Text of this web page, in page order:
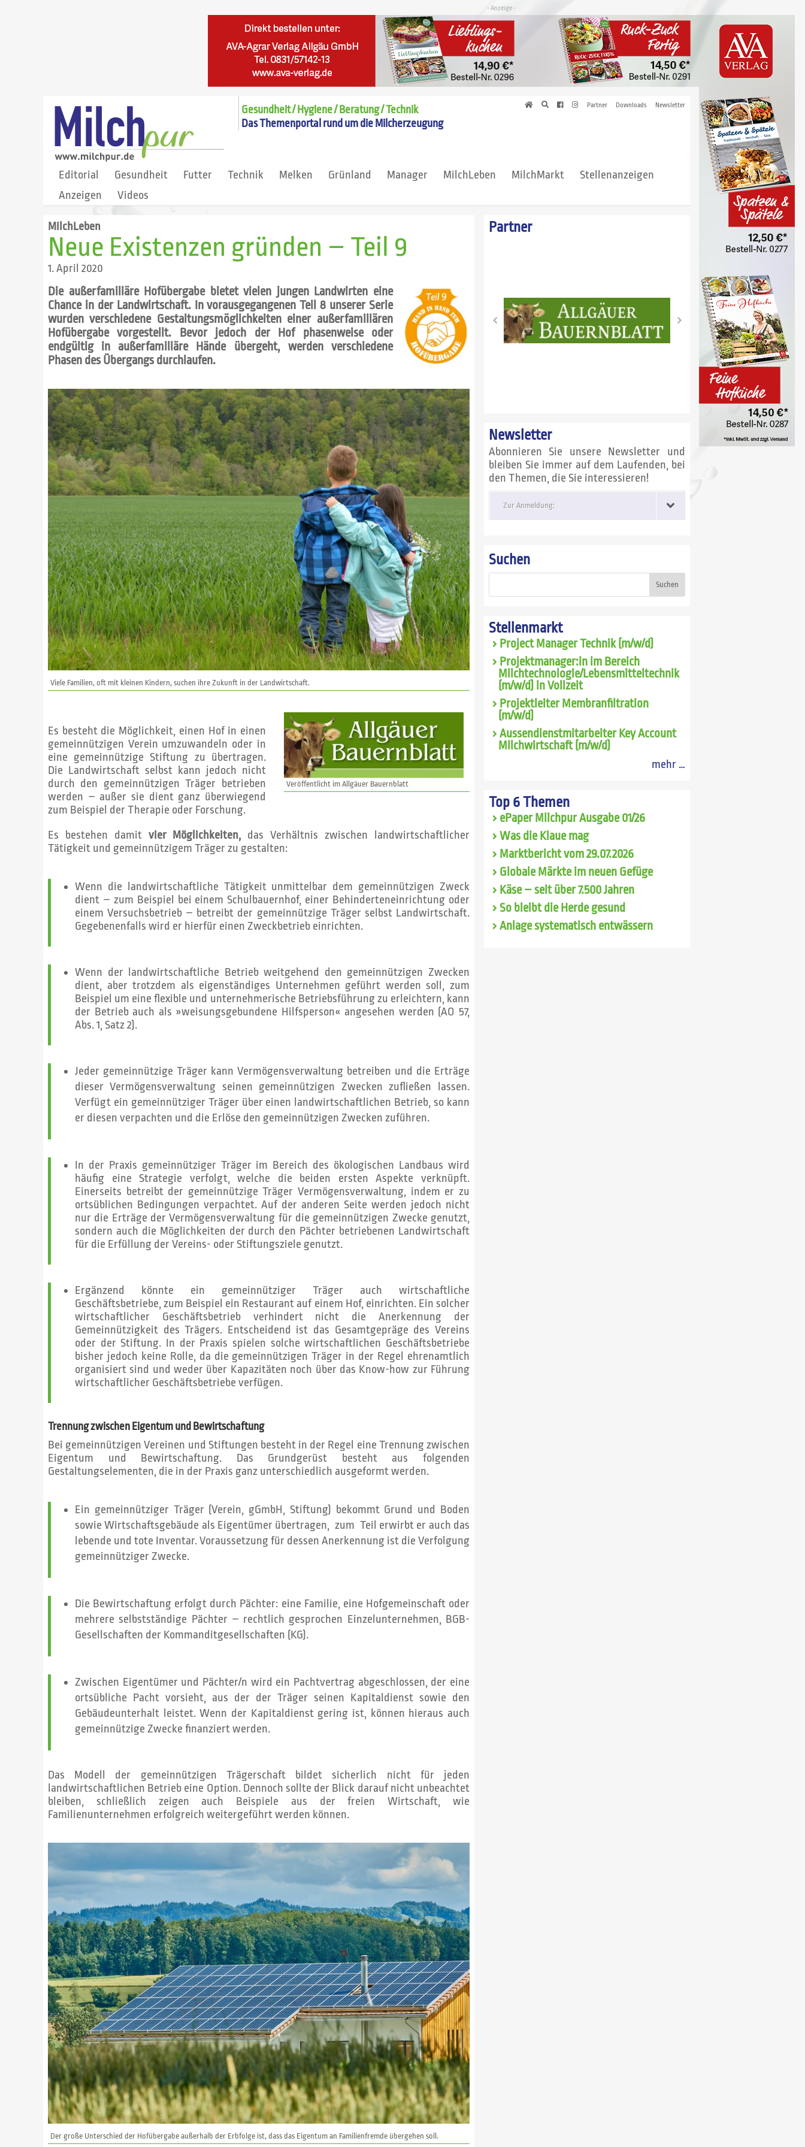
Partner Downloads Newsletter
Gesundheit / Hygiene / Beratung / Technik
Das Themenportal rund um die Milcherzeugung
Editorial Gesundheit Futter Technik Melken Grünland Manager MilchLeben MilchMarkt
Stellenanzeigen
Anzeigen
Videos
MilchLeben
Neue Existenzen gründen – Teil 9
1. April 2020
Die außerfamiliäre Hofübergabe bietet vielen jungen Landwirten eine
Chance in der Landwirtschaft. In vorausgegangenenTeil 8 unserer Serie
wurden verschiedene Gestaltungsmöglichkeiten einer außerfamiliären
Hofübergabe vorgestellt. Bevor jedoch der Hof phasenweise oder
endgültig in außerfamiliäre Hände übergeht, werden verschiedene
Phasen des Übergangs durchlaufen.
Viele Familien, oft mit kleinen Kindern, suchen ihre Zukunft in der Landwirtschaft.
Veröffentlicht im Allgäuer Bauernblatt
Es besteht die Möglichkeit, einen Hof in einen
gemeinnützigen Verein umzuwandeln oder in
eine gemeinnützige Stiftung zu übertragen.
Die Landwirtschaft selbst kann jedoch nicht
durch den gemeinnützigen Träger betrieben
werden – außer sie dient ganz überwiegend
zum Beispiel der Therapie oder Forschung.
Es bestehen damit vier Möglichkeiten, das Verhältnis zwischen landwirtschaftlicher
Tätigkeit und gemeinnützigem Träger zu gestalten:
Wenn die landwirtschaftliche Tätigkeit unmittelbar dem gemeinnützigen Zweck
dient – zum Beispiel bei einem Schulbauernhof, einer Behinderteneinrichtung oder
einem Versuchsbetrieb – betreibt der gemeinnützige Träger selbst Landwirtschaft.
Gegebenenfalls wird er hierfür einen Zweckbetrieb einrichten.
Wenn der landwirtschaftliche Betrieb weitgehend den gemeinnützigen Zwecken
dient, aber trotzdem als eigenständiges Unternehmen geführt werden soll, zum
Beispiel um eine flexible und unternehmerische Betriebsführung zu erleichtern, kann
der Betrieb auch als »weisungsgebundene Hilfsperson« angesehen werden (AO 57,
Abs. 1, Satz 2).
Jeder gemeinnützige Träger kann Vermögensverwaltung betreiben und die Erträge
dieser Vermögensverwaltung seinen gemeinnützigen Zwecken zufließen lassen.
Verfügt ein gemeinnütziger Träger über einen landwirtschaftlichen Betrieb, so kann
er diesen verpachten und die Erlöse den gemeinnützigen Zwecken zuführen.
In der Praxis gemeinnütziger Träger im Bereich des ökologischen Landbaus wird
häufig eine Strategie verfolgt, welche die beiden ersten Aspekte verknüpft.
Einerseits betreibt der gemeinnützige Träger Vermögensverwaltung, indem er zu
ortsüblichen Bedingungen verpachtet. Auf der anderen Seite werden jedoch nicht
nur die Erträge der Vermögensverwaltung für die gemeinnützigen Zwecke genutzt,
sondern auch die Möglichkeiten der durch den Pächter betriebenen Landwirtschaft
für die Erfüllung der Vereins- oder Stiftungsziele genutzt.
Ergänzend könnte ein gemeinnütziger Träger auch wirtschaftliche
Geschäftsbetriebe, zum Beispiel ein Restaurant auf einem Hof, einrichten. Ein solcher
wirtschaftlicher Geschäftsbetrieb verhindert nicht die Anerkennung der
Gemeinnützigkeit des Trägers. Entscheidend ist das Gesamtgepräge des Vereins
oder der Stiftung. In der Praxis spielen solche wirtschaftlichen Geschäftsbetriebe
bisher jedoch keine Rolle, da die gemeinnützigen Träger in der Regel ehrenamtlich
organisiert sind und weder über Kapazitäten noch über das Know-how zur Führung
wirtschaftlicher Geschäftsbetriebe verfügen.
Trennung zwischen Eigentum und Bewirtschaftung
Bei gemeinnützigen Vereinen und Stiftungen besteht in der Regel eine Trennung zwischen
Eigentum und Bewirtschaftung. Das Grundgerüst besteht aus folgenden
Gestaltungselementen, die in der Praxis ganz unterschiedlich ausgeformt werden.
Ein gemeinnütziger Träger (Verein, gGmbH, Stiftung) bekommt Grund und Boden
sowie Wirtschaftsgebäude als Eigentümer übertragen, zum Teil erwirbt er auch das
lebende und tote Inventar. Voraussetzung für dessen Anerkennung ist die Verfolgung
gemeinnütziger Zwecke.
Die Bewirtschaftung erfolgt durch Pächter: eine Familie, eine Hofgemeinschaft oder
mehrere selbstständige Pächter – rechtlich gesprochen Einzelunternehmen, BGB-
Gesellschaften der Kommanditgesellschaften (KG).
Zwischen Eigentümer und Pächter/n wird ein Pachtvertrag abgeschlossen, der eine
ortsübliche Pacht vorsieht, aus der der Träger seinen Kapitaldienst sowie den
Gebäudeunterhalt leistet. Wenn der Kapitaldienst gering ist, können hieraus auch
gemeinnützige Zwecke finanziert werden.
Das Modell der gemeinnützigen Trägerschaft bildet sicherlich nicht für jeden
landwirtschaftlichen Betrieb eine Option. Dennoch sollte der Blick darauf nicht unbeachtet
bleiben, schließlich zeigen auch Beispiele aus der freien Wirtschaft, wie
Familienunternehmen erfolgreich weitergeführt werden können.
Der große Unterschied der Hofübergabe außerhalb der Erbfolge ist, dass das Eigentum an Familienfremde übergehen soll.
Partner
Newsletter
Abonnieren Sie unsere Newsletter und
bleiben Sie immer auf dem Laufenden, bei
den Themen, die Sie interessieren!
Zur Anmeldung:
Suchen
Suchen
Stellenmarkt
Project Manager Technik (m/w/d)
Projektmanager:in im Bereich
Milchtechnologie/Lebensmitteltechnik
(m/w/d) in Vollzeit
Projektleiter Membranfiltration
(m/w/d)
Aussendienstmitarbeiter Key Account
Milchwirtschaft (m/w/d)
mehr …
Top 6 Themen
ePaper Milchpur Ausgabe 01/26
Was die Klaue mag
Marktbericht vom 29.07.2026
Globale Märkte im neuen Gefüge
Käse – seit über 7.500 Jahren
So bleibt die Herde gesund
Anlage systematisch entwässern